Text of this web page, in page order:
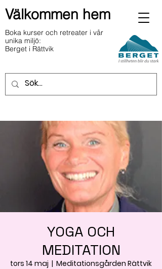
Välkommen hem
Boka kurser och retreater i vår
unika miljö:
Berget i Rättvik
YOGA OCH
MEDITATION
tors 14 maj
  |
Meditationsgården Rättvik